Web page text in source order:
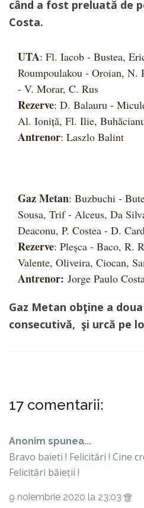
când a fost preluată de
Costa.
UTA: Fl. Iacob - Bustea,
Roumpoulakou - Oroian,
- V. Morar, C. Rus
Rezerve: D. Balauru -
Al. Ioniță, Fl. Ilie,
Antrenor: Laszlo Balint
Gaz Metan: Buzbuchi -
Sousa, Trif - Alceus, Da
Deaconu, P. Costea - D.
Rezerve: Pleșca - Baco, R.
Valente, Oliveira, Ciocan,
Antrenor: Jorge Paulo
Gaz Metan obţine a
consecutivă, şi urcă pe
17 comentarii:
Anonim spunea...
Bravo baieti ! Felicitări ! Cine
Felicitări băieții !
9 noiembrie 2020 la 23:03